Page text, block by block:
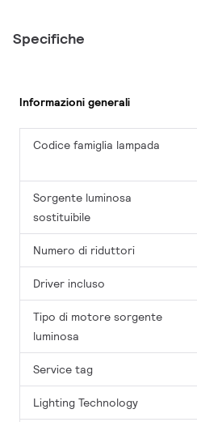
Specifiche
Informazioni generali
Codice famiglia lampada
Sorgente luminosa
sostituibile
Numero di riduttori
Driver incluso
Tipo di motore sorgente
luminosa
Service tag
Lighting Technology